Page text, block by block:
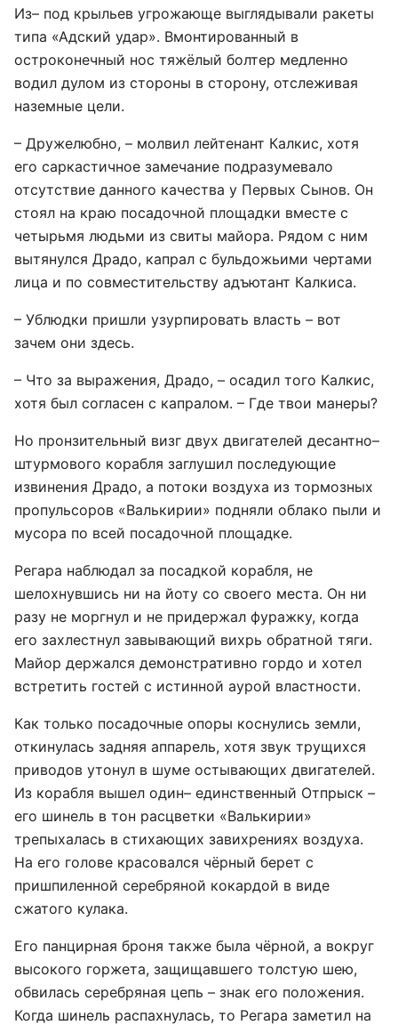
Из– под крыльев угрожающе выглядывали ракеты
типа «Адский удар». Вмонтированный в
остроконечный нос тяжёлый болтер медленно
водил дулом из стороны в сторону, отслеживая
наземные цели.
– Дружелюбно, – молвил лейтенант Калкис, хотя
его саркастичное замечание подразумевало
отсутствие данного качества у Первых Сынов. Он
стоял на краю посадочной площадки вместе с
четырьмя людьми из свиты майора. Рядом с ним
вытянулся Драдо, капрал с бульдожьими чертами
лица и по совместительству адъютант Калкиса.
– Ублюдки пришли узурпировать власть – вот
зачем они здесь.
– Что за выражения, Драдо, – осадил того Калкис,
хотя был согласен с капралом. – Где твои манеры?
Но пронзительный визг двух двигателей десантно–
штурмового корабля заглушил последующие
извинения Драдо, а потоки воздуха из тормозных
пропульсоров «Валькирии» подняли облако пыли и
мусора по всей посадочной площадке.
Регара наблюдал за посадкой корабля, не
шелохнувшись ни на йоту со своего места. Он ни
разу не моргнул и не придержал фуражку, когда
его захлестнул завывающий вихрь обратной тяги.
Майор держался демонстративно гордо и хотел
встретить гостей с истинной аурой властности.
Как только посадочные опоры коснулись земли,
откинулась задняя аппарель, хотя звук трущихся
приводов утонул в шуме остывающих двигателей.
Из корабля вышел один– единственный Отпрыск –
его шинель в тон расцветки «Валькирии»
трепыхалась в стихающих завихрениях воздуха.
На его голове красовался чёрный берет с
пришпиленной серебряной кокардой в виде
сжатого кулака.
Его панцирная броня также была чёрной, а вокруг
высокого горжета, защищавшего толстую шею,
обвилась серебряная цепь – знак его положения.
Когда шинель распахнулась, то Регара заметил на